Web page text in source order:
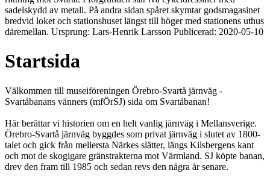
sadelskydd av metall. På andra sidan spåret skymtar godsmagasinet
bredvid loket och stationshuset längst till höger med stationens uthus
däremellan. Ursprung: Lars-Henrik Larsson Publicerad: 2020-05-10
Startsida
Välkommen till museiföreningen Örebro-Svartå järnväg -
Svartåbanans vänners (mfÖrSJ) sida om Svartåbanan!
Här berättar vi historien om en helt vanlig järnväg i Mellansverige.
Örebro-Svartå järnväg byggdes som privat järnväg i slutet av 1800-
talet och gick från mellersta Närkes slätter, längs Kilsbergens kant
och mot de skogigare gränstrakterna mot Värmland. SJ köpte banan,
drev den fram till 1985 och sedan revs den några år senare.